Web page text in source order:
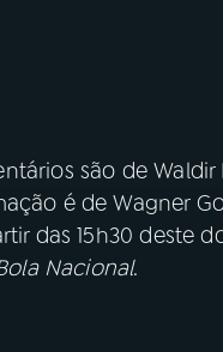
são de Waldir
é de Wagner
das 15h30 deste
Nacional.